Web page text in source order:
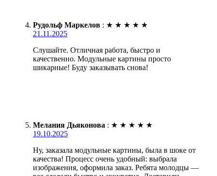
Рудольф Маркелов : ★ ★ ★ ★ ★
21.11.2025
Слушайте. Отличная работа, быстро и
качественно. Модульные картины просто
шикарные! Буду заказывать снова!
Мелания Дьяконова : ★ ★ ★ ★ ★
19.10.2025
Ну, заказала модульные картины, была в шоке от
качества! Процесс очень удобный: выбрала
изображения, оформила заказ. Ребята молодцы —